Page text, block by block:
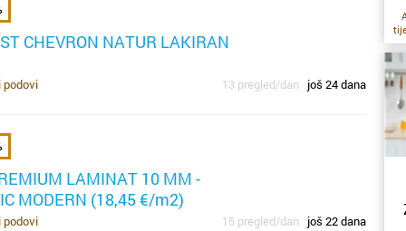
CHEVRON NATUR LAKIRAN
13 pregled/dan još 24 dana
podovi
LAMINAT 10 MM -
MODERN (18,45 €/m2)
15 pregled/dan još 22 dana
podovi